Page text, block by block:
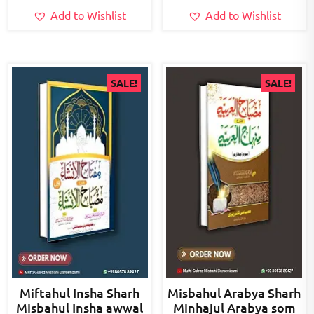
Add to Wishlist Add to Wishlist
SALE!
Miftahul Insha Sharh
Misbahul Insha awwal
SALE!
Misbahul Arabya Sharh
Minhajul Arabya som